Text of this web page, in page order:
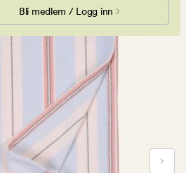
Bli medlem / Logg inn